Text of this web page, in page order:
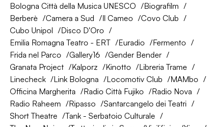
Bologna Città della Musica UNESCO
Biografilm
Berberè
Camera a Sud Il Cameo
Covo Club
Cubo Unipol
Disco D'Oro
Emilia Romagna Teatro - ERT
Euradio
Fermento
Frida nel Parco
Gallery16
Gender Bender
Granata Project
Kalporz Kinotto
Libreria Trame
Linecheck
Link Bologna Locomotiv Club
MAMbo
Officina Margherita
Radio Città Fujiko
Radio Nova
Radio Raheem
Ripasso
Santarcangelo dei Teatri
Short Theatre
Tank - Serbatoio Culturale